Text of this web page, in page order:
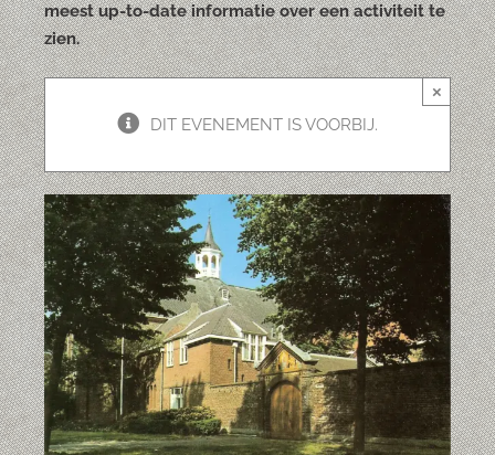
meest up-to-date informatie over een activiteit te
zien.
DIT EVENEMENT IS VOORBIJ.
×